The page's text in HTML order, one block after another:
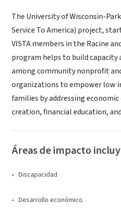
The University of Wisconsin-
Service To America) project,
VISTA members in the Racine
program helps to build
among community nonprofit
organizations to empower low
families by addressing
creation, financial education,
Áreas de impacto
Discapacidad
Desarrollo económico